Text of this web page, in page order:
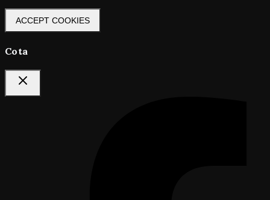
ACCEPT COOKIES
Cota